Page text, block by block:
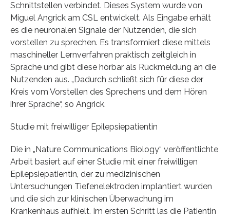
Schnittstellen verbindet. Dieses System wurde von
Miguel Angrick am CSL entwickelt. Als Eingabe erhält
es die neuronalen Signale der Nutzenden, die sich
vorstellen zu sprechen. Es transformiert diese mittels
maschineller Lernverfahren praktisch zeitgleich in
Sprache und gibt diese hörbar als Rückmeldung an die
Nutzenden aus. „Dadurch schließt sich für diese der
Kreis vom Vorstellen des Sprechens und dem Hören
ihrer Sprache“, so Angrick.
Studie mit freiwilliger Epilepsiepatientin
Die in „Nature Communications Biology“ veröffentlichte
Arbeit basiert auf einer Studie mit einer freiwilligen
Epilepsiepatientin, der zu medizinischen
Untersuchungen Tiefenelektroden implantiert wurden
und die sich zur klinischen Überwachung im
Krankenhaus aufhielt. Im ersten Schritt las die Patientin